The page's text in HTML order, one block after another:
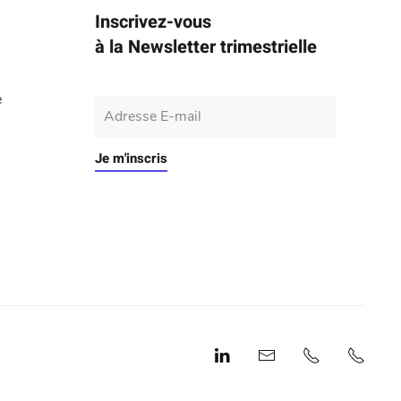
Inscrivez-vous
à la Newsletter trimestrielle
Je m'inscris